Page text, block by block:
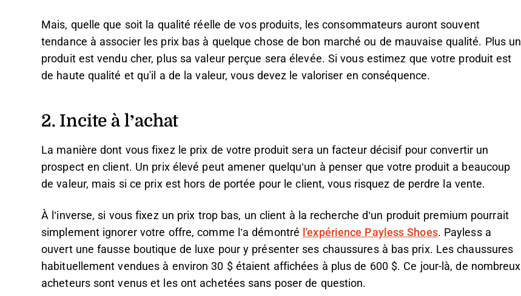
Mais, quelle que soit la qualité réelle de vos produits, les consommateurs auront souvent
tendance à associer les prix bas à quelque chose de bon marché ou de mauvaise qualité. Plus un
produit est vendu cher, plus sa valeur perçue sera élevée. Si vous estimez que votre produit est
de haute qualité et qu'il a de la valeur, vous devez le valoriser en conséquence.
2. Incite à l’achat
La manière dont vous fixez le prix de votre produit sera un facteur décisif pour convertir un
prospect en client. Un prix élevé peut amener quelqu’un à penser que votre produit a beaucoup
de valeur, mais si ce prix est hors de portée pour le client, vous risquez de perdre la vente.
À l’inverse, si vous fixez un prix trop bas, un client à la recherche d’un produit premium pourrait
simplement ignorer votre offre, comme l’a démontré l'expérience Payless Shoes. Payless a
ouvert une fausse boutique de luxe pour y présenter ses chaussures à bas prix. Les chaussures
habituellement vendues à environ 30 $ étaient affichées à plus de 600 $. Ce jour-là, de nombreux
acheteurs sont venus et les ont achetées sans poser de question.